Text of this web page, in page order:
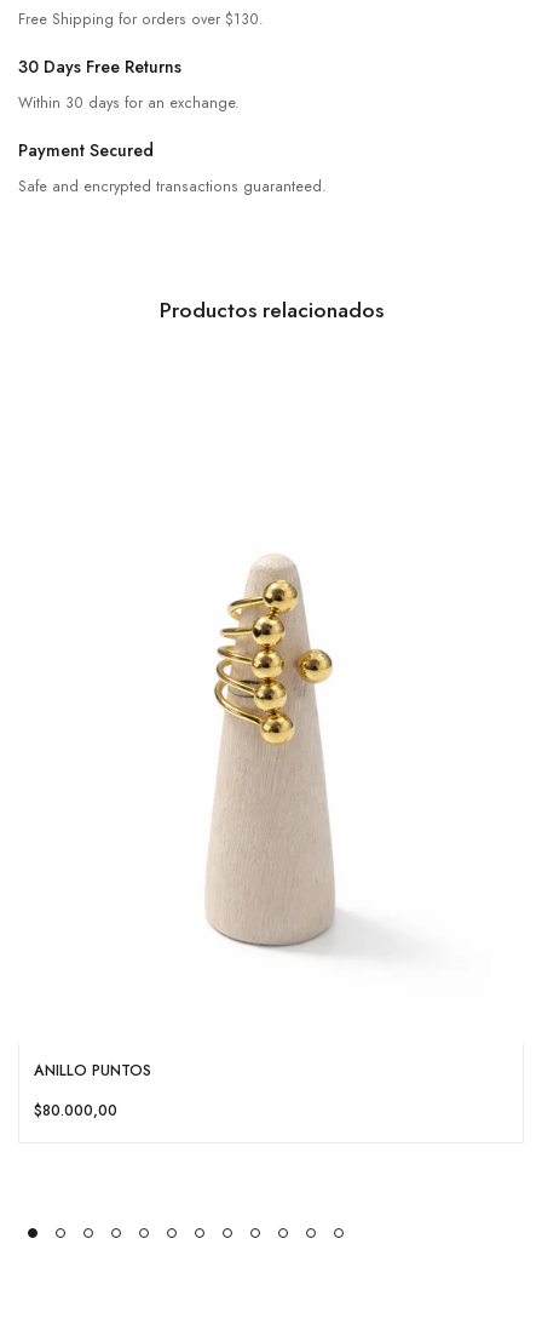
Free Shipping for orders over $130.
30 Days Free Returns
Within 30 days for an exchange.
Payment Secured
Safe and encrypted transactions guaranteed.
Productos relacionados
ANILLO PUNTOS
$80.000,00